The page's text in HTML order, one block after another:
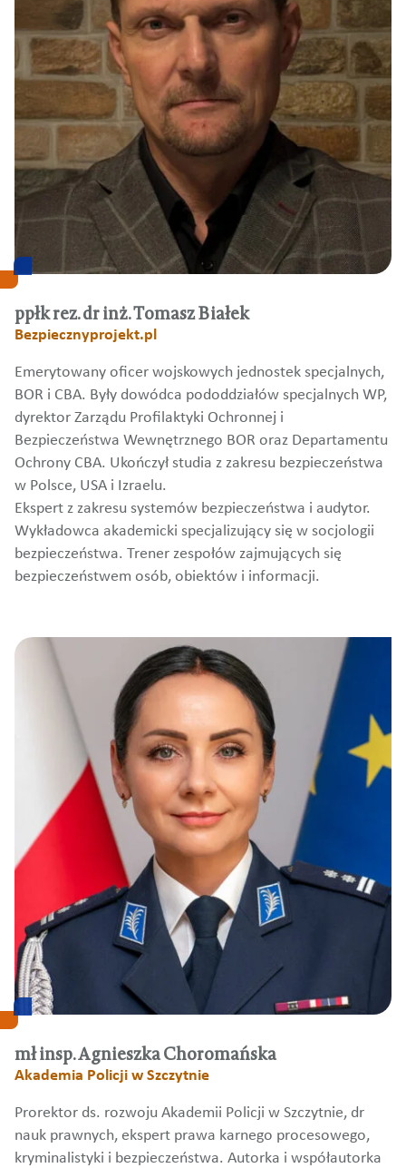
ppłk rez. dr inż. Tomasz Białek
Bezpiecznyprojekt.pl
Emerytowany oficer wojskowych jednostek specjalnych,
BOR i CBA. Były dowódca pododdziałów specjalnych WP,
dyrektor Zarządu Profilaktyki Ochronnej i
Bezpieczeństwa Wewnętrznego BOR oraz Departamentu
Ochrony CBA. Ukończył studia z zakresu bezpieczeństwa
w Polsce, USA i Izraelu.
Ekspert z zakresu systemów bezpieczeństwa i audytor.
Wykładowca akademicki specjalizujący się w socjologii
bezpieczeństwa. Trener zespołów zajmujących się
bezpieczeństwem osób, obiektów i informacji.
mł insp. Agnieszka Choromańska
Akademia Policji w Szczytnie
Prorektor ds. rozwoju Akademii Policji w Szczytnie, dr
nauk prawnych, ekspert prawa karnego procesowego,
kryminalistyki i bezpieczeństwa. Autorka i współautorka